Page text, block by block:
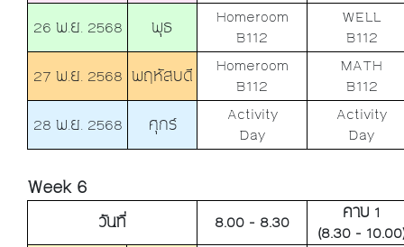
26 พ.ย. 2568 พุธ
Homeroom
B112
WELL
B112
27 พ.ย. 2568 พฤหัสบดี
Homeroom
B112
MATH
B112
28 พ.ย. 2568
ศุกร์
Activity
Day
Activity
Day
Week 6
วันที่ 8.00 - 8.30
คาบ 1
(8.30 -